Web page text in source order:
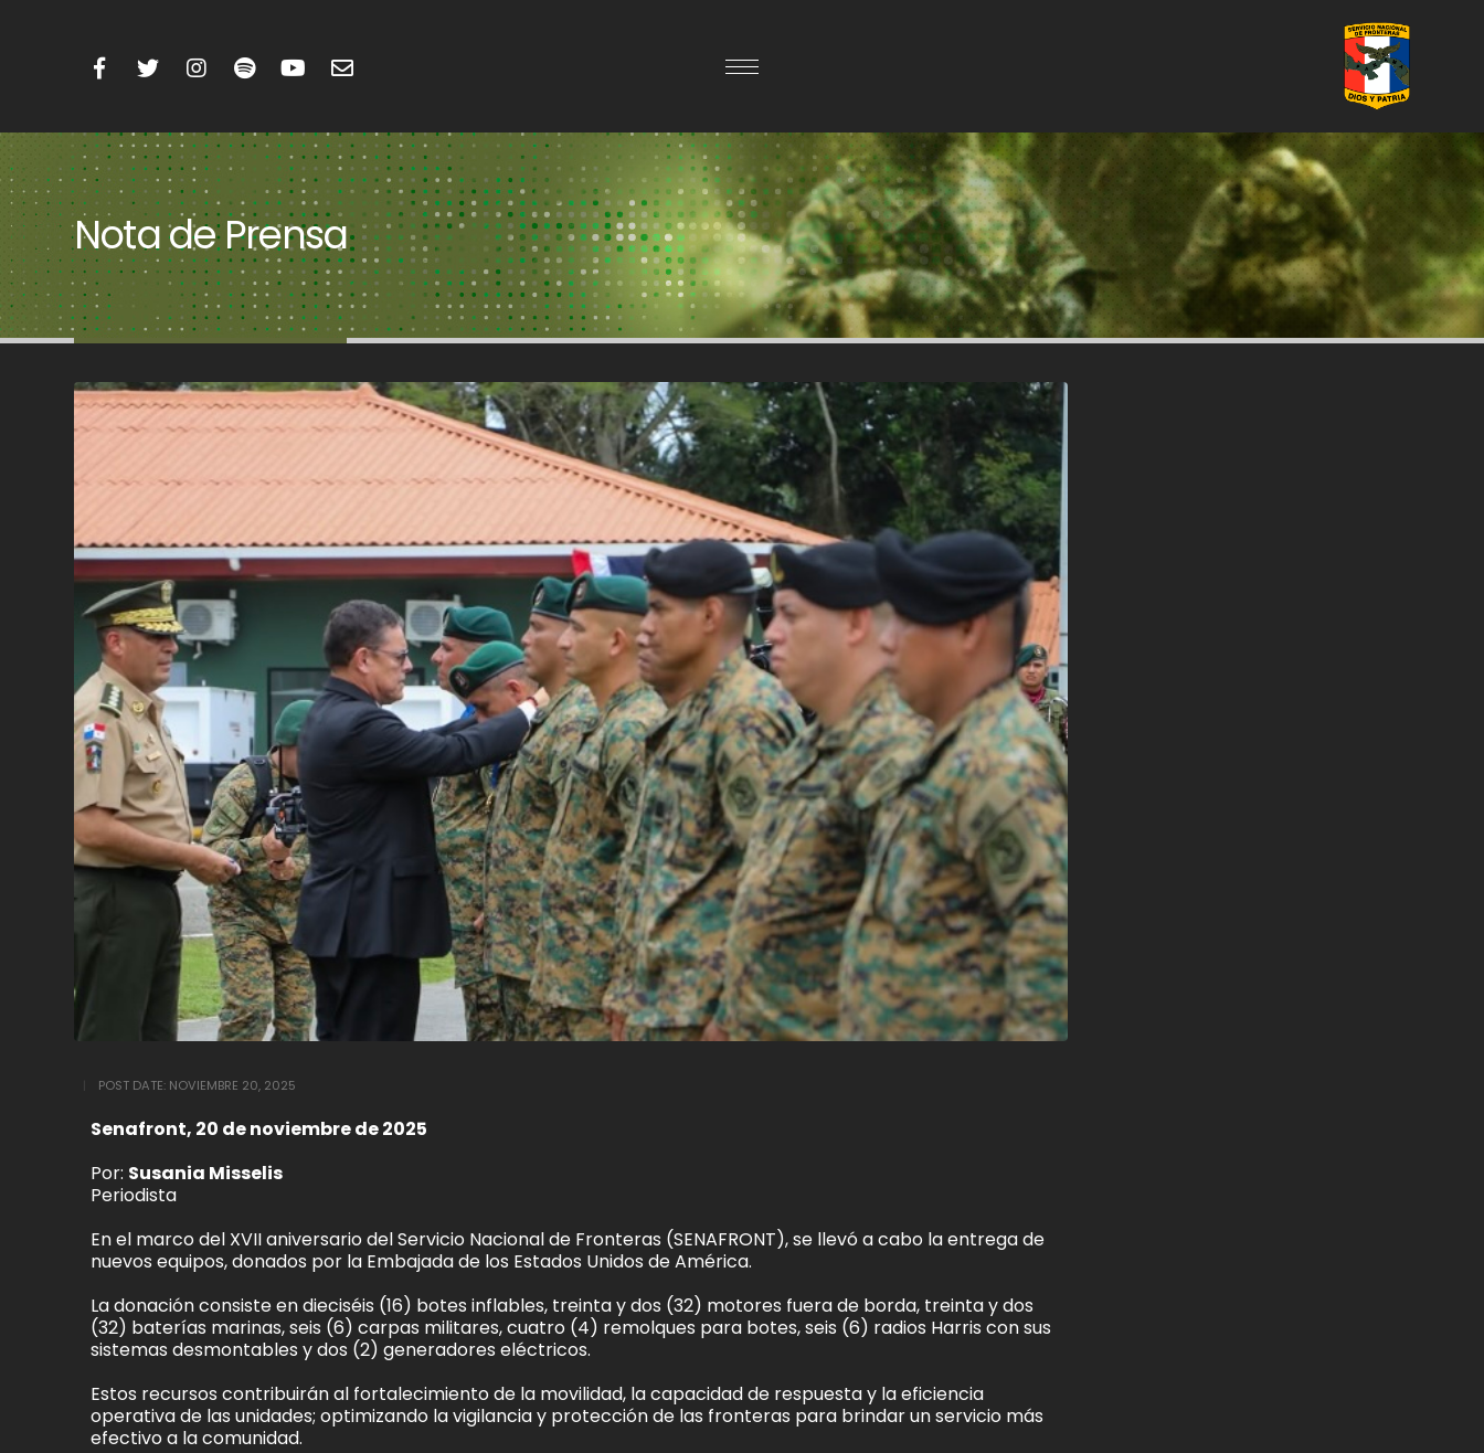
Nota de Prensa
POST DATE: NOVIEMBRE 20, 2025
Senafront, 20 de noviembre de 2025
Por: Susania Misselis
Periodista
En el marco del XVII aniversario del Servicio Nacional de Fronteras (SENAFRONT), se llevó a cabo la entrega de
nuevos equipos, donados por la Embajada de los Estados Unidos de América.
La donación consiste en dieciséis (16) botes inflables, treinta y dos (32) motores fuera de borda, treinta y dos
(32) baterías marinas, seis (6) carpas militares, cuatro (4) remolques para botes, seis (6) radios Harris con sus
sistemas desmontables y dos (2) generadores eléctricos.
Estos recursos contribuirán al fortalecimiento de la movilidad, la capacidad de respuesta y la eficiencia
operativa de las unidades; optimizando la vigilancia y protección de las fronteras para brindar un servicio más
efectivo a la comunidad.